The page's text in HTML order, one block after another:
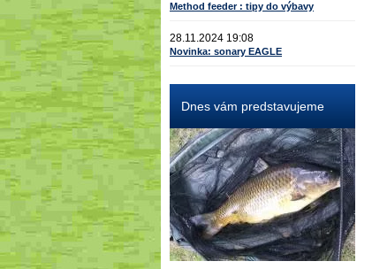
Method feeder : tipy do výbavy
28.11.2024 19:08
Novinka: sonary EAGLE
Dnes vám predstavujeme